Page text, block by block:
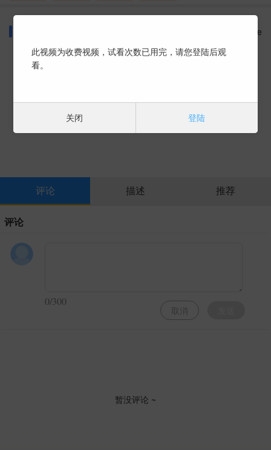
More
评论 描述 推荐
评论
0/300
取消
暂没评论 ~
此视频为收费视频，试看次数已用完，请您登陆后观
看。
关闭 登陆